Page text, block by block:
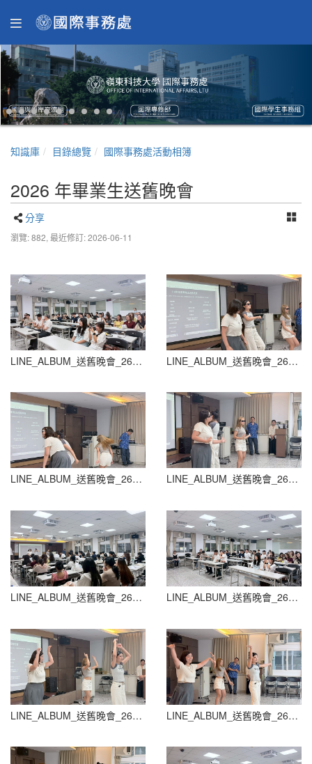
知識庫 目錄總覽 國際事務處活動相簿
2026 年畢業生送舊晚會
分享
瀏覽: 882, 最近修訂: 2026-06-11
LINE_ALBUM_送舊晚會_260604_132 LINE_ALBUM_送舊晚會_260604_133
LINE_ALBUM_送舊晚會_260604_134 LINE_ALBUM_送舊晚會_260604_135
LINE_ALBUM_送舊晚會_260604_136 LINE_ALBUM_送舊晚會_260604_137
LINE_ALBUM_送舊晚會_260604_138 LINE_ALBUM_送舊晚會_260604_139